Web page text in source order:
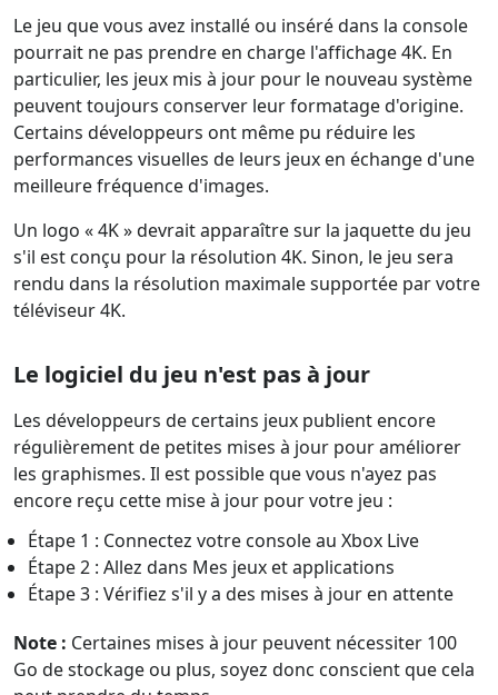
Le jeu que vous avez installé ou inséré dans la console
pourrait ne pas prendre en charge l'affichage 4K. En
particulier, les jeux mis à jour pour le nouveau système
peuvent toujours conserver leur formatage d'origine.
Certains développeurs ont même pu réduire les
performances visuelles de leurs jeux en échange d'une
meilleure fréquence d'images.
Un logo « 4K » devrait apparaître sur la jaquette du jeu
s'il est conçu pour la résolution 4K. Sinon, le jeu sera
rendu dans la résolution maximale supportée par votre
téléviseur 4K.
Le logiciel du jeu n'est pas à jour
Les développeurs de certains jeux publient encore
régulièrement de petites mises à jour pour améliorer
les graphismes. Il est possible que vous n'ayez pas
encore reçu cette mise à jour pour votre jeu :
Étape 1 : Connectez votre console au Xbox Live
Étape 2 : Allez dans Mes jeux et applications
Étape 3 : Vérifiez s'il y a des mises à jour en attente
Note : Certaines mises à jour peuvent nécessiter 100
Go de stockage ou plus, soyez donc conscient que cela